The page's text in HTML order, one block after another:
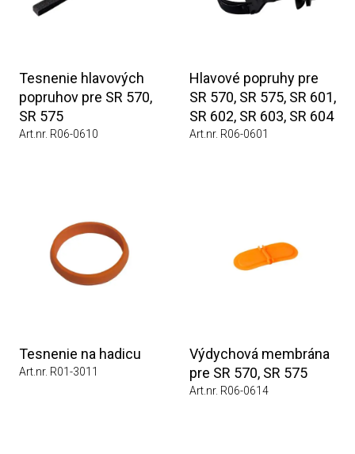
Tesnenie hlavových
popruhov pre SR 570,
SR 575
Art.nr. R06-0610
Hlavové popruhy pre
SR 570, SR 575, SR 601,
SR 602, SR 603, SR 604
Art.nr. R06-0601
Tesnenie na hadicu
Art.nr. R01-3011
Výdychová membrána
pre SR 570, SR 575
Art.nr. R06-0614